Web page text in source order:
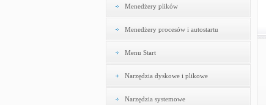
Menedżery plików
Menedżery procesów i autostartu
Menu Start
Narzędzia dyskowe i plikowe
Narzędzia systemowe